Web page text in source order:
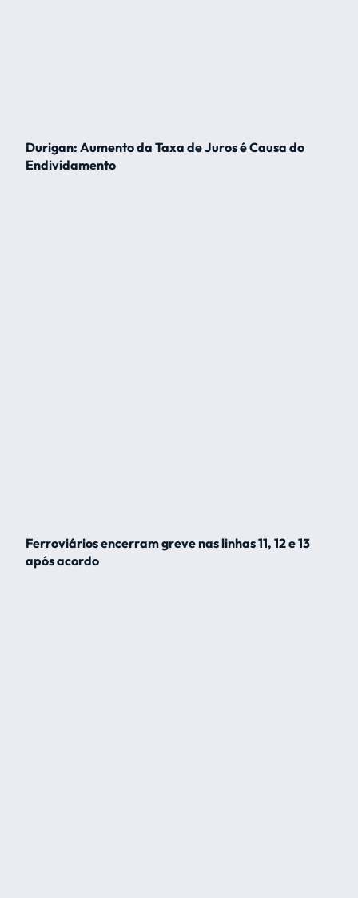
Durigan: Aumento da Taxa de Juros é Causa do
Endividamento
Ferroviários encerram greve nas linhas 11, 12 e 13
após acordo